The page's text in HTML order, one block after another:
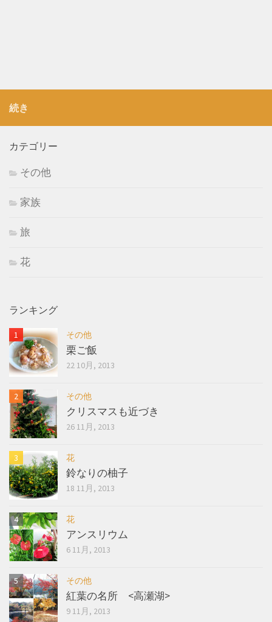
続き
カテゴリー
その他
家族
旅
花
ランキング
その他
栗ご飯
22 10月, 2013
その他
クリスマスも近づき
26 11月, 2013
花
鈴なりの柚子
18 11月, 2013
花
アンスリウム
6 11月, 2013
その他
紅葉の名所 <高瀬湖>
9 11月, 2013